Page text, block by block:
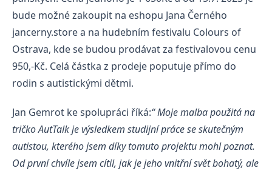
bude možné zakoupit na eshopu Jana Černého
jancerny.store a na hudebním festivalu Colours of
Ostrava, kde se budou prodávat za festivalovou cenu
950,-Kč. Celá částka z prodeje poputuje přímo do
rodin s autistickými dětmi.
Jan Gemrot ke spolupráci říká:“ Moje malba použitá na
tričko AutTalk je výsledkem studijní práce se skutečným
autistou, kterého jsem díky tomuto projektu mohl poznat.
Od první chvíle jsem cítil, jak je jeho vnitřní svět bohatý, ale